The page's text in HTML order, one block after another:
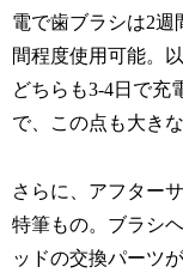
電で歯ブラシは2週
間程度使用可能。
どちらも3-4日で充
で、この点も大き
さらに、アフター
特筆もの。ブラシ
ッドの交換パーツ